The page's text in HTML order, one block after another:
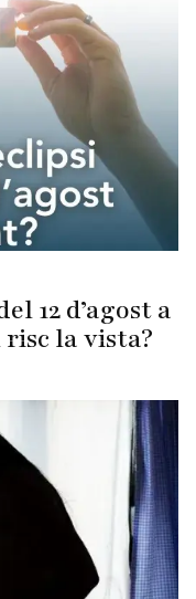
12 d’agost a
la vista?